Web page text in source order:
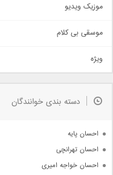
سنتی
اهنگ بندرعباسی
دمو
مذهبی
جدیدترین ها
موزیک ویدیو
موسقی بی کلام
ویژه
دسته بندی خوانندگان
احسان پایه
احسان تهرانچی
احسان خواجه امیری